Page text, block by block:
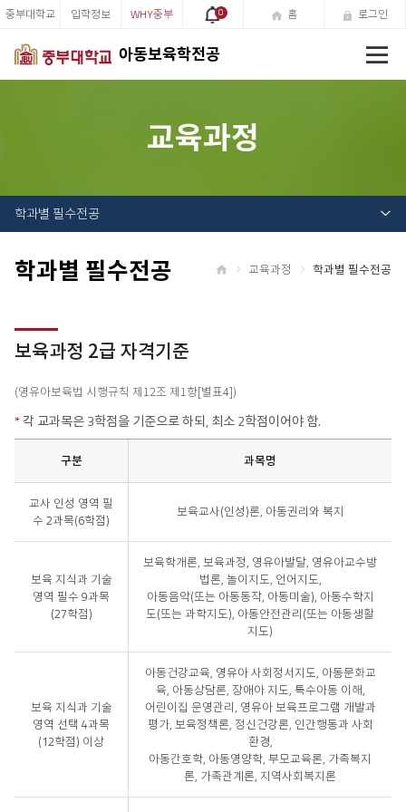
아동보육학전공
중부대학교 입학정보 WHY중부 0 홈 로그인
교육과정
학과별 필수전공
학과별 필수전공 교육과정 학과별 필수전공
보육과정 2급 자격기준
(영유아보육법 시행규칙 제12조 제1항[별표4])
*각 교과목은 3학점을 기준으로 하되, 최소 2학점이어야 함.
개
구분 과목명
교사 인성 영역 필
수 2과목(6학점)
보육교사(인성)론, 아동권리와 복지
보육 지식과 기술
영역 필수 9과목
(27학점)
보육학개론, 보육과정, 영유아발달, 영유아교수방
법론, 놀이지도, 언어지도,
아동음악(또는 아동동작, 아동미술), 아동수학지
도(또는 과학지도), 아동안전관리(또는 아동생활
지도)
보육 지식과 기술
영역 선택 4과목
(12학점) 이상
아동건강교육, 영유아 사회정서지도, 아동문화교
육, 아동상담론, 장애아 지도, 특수아동 이해,
어린이집 운영관리, 영유아 보육프로그램 개발과
평가, 보육정책론, 정신건강론, 인간행동과 사회
환경,
아동간호학, 아동영양학, 부모교육론, 가족복지
론, 가족관계론, 지역사회복지론